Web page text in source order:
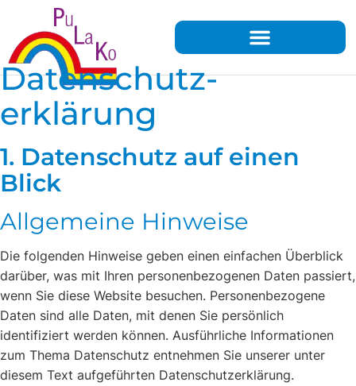
Datenschutz­
erklärung
1. Datenschutz auf einen
Blick
Allgemeine Hinweise
Die folgenden Hinweise geben einen einfachen Überblick
darüber, was mit Ihren personenbezogenen Daten passiert,
wenn Sie diese Website besuchen. Personenbezogene
Daten sind alle Daten, mit denen Sie persönlich
identifiziert werden können. Ausführliche Informationen
zum Thema Datenschutz entnehmen Sie unserer unter
diesem Text aufgeführten Datenschutzerklärung.